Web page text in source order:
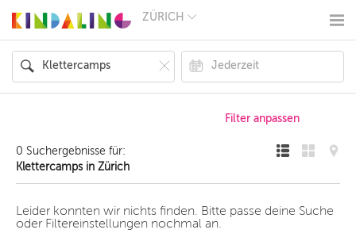
ZÜRICH
BERLIN
MÜNCHEN
HAMBURG
KÖLN
HANNOVER
LEIPZIG
DRESDEN
WIEN
0 Suchergebnisse für:
Klettercamps in Zürich
Leider konnten wir nichts finden. Bitte passe deine Suche
oder Filtereinstellungen nochmal an.